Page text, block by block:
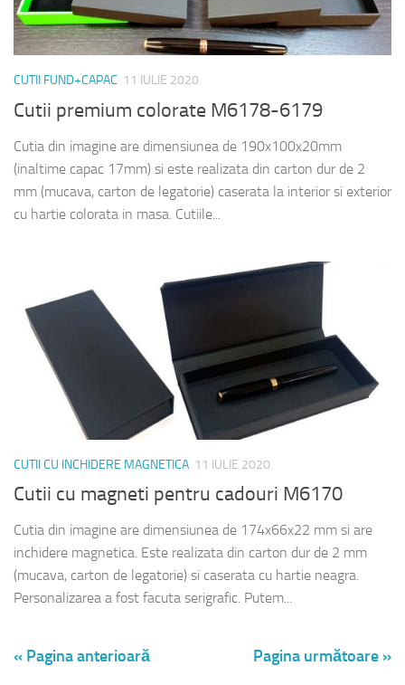
CUTII FUND+CAPAC 11 IULIE 2020
Cutii premium colorate M6178-6179
Cutia din imagine are dimensiunea de 190x100x20mm
(inaltime capac 17mm) si este realizata din carton dur de 2
mm (mucava, carton de legatorie) caserata la interior si exterior
cu hartie colorata in masa. Cutiile...
CUTII CU INCHIDERE MAGNETICA 11 IULIE 2020
Cutii cu magneti pentru cadouri M6170
Cutia din imagine are dimensiunea de 174x66x22 mm si are
inchidere magnetica. Este realizata din carton dur de 2 mm
(mucava, carton de legatorie) si caserata cu hartie neagra.
Personalizarea a fost facuta serigrafic. Putem...
« Pagina anterioară Pagina următoare »